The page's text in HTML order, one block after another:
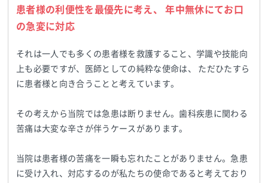
患者様の利便性を最優先に考え、 年中無休にてお口
の急変に対応
それは一人でも多くの患者様を救護すること、学識や技能向
上も必要ですが、医師としての純粋な使命は、 ただひたすら
に患者様と向き合うことと考えています。
その考えから当院では急患は断りません。歯科疾患に関わる
苦痛は大変な辛さが伴うケースがあります。
当院は患者様の苦痛を一瞬も忘れたことがありません。急患
に受け入れ、対応するのが私たちの使命であると考えており